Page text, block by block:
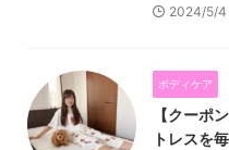
2024/5/4
ボディケア
【クーポ
トレスを